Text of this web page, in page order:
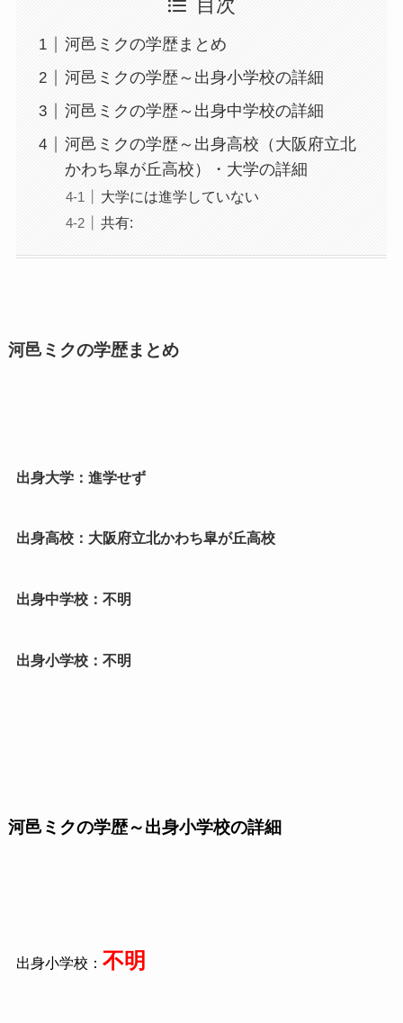
目次
河邑ミクの学歴まとめ
河邑ミクの学歴～出身小学校の詳細
河邑ミクの学歴～出身中学校の詳細
河邑ミクの学歴～出身高校（大阪府立北
かわち皐が丘高校）・大学の詳細
大学には進学していない
共有:
河邑ミクの学歴まとめ
出身大学：進学せず
出身高校：大阪府立北かわち皐が丘高校
出身中学校：不明
出身小学校：不明
河邑ミクの学歴～出身小学校の詳細
出身小学校： 不明